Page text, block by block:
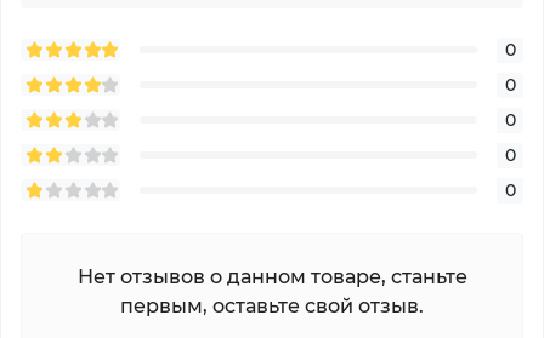
0
0
0
0
0
Нет отзывов о данном товаре, станьте
первым, оставьте свой отзыв.